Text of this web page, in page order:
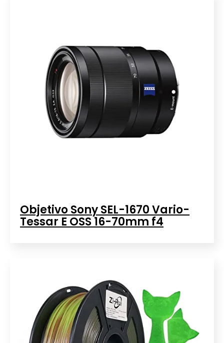
Objetivo Sony SEL-1670 Vario-
Tessar E OSS 16-70mm f4